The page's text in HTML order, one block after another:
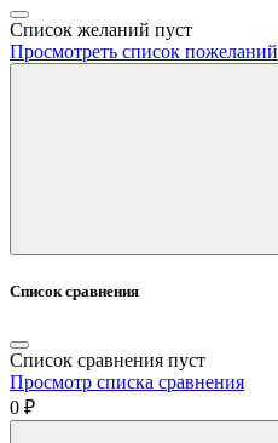
Список желаний пуст
Просмотреть список пожеланий
Список сравнения
Список сравнения пуст
Просмотр списка сравнения
0 ₽